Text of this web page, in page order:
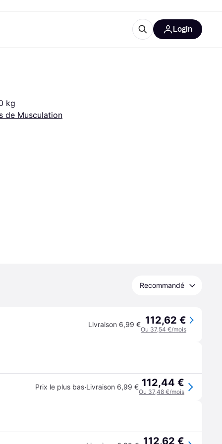
Login
kg
de Musculation
Recommandé
Livraison 6,99 € 112,62 €
Ou 37,54 €/mois
Prix le plus bas·Livraison 6,99 € 112,44 €
Ou 37,48 €/mois
112,62 €